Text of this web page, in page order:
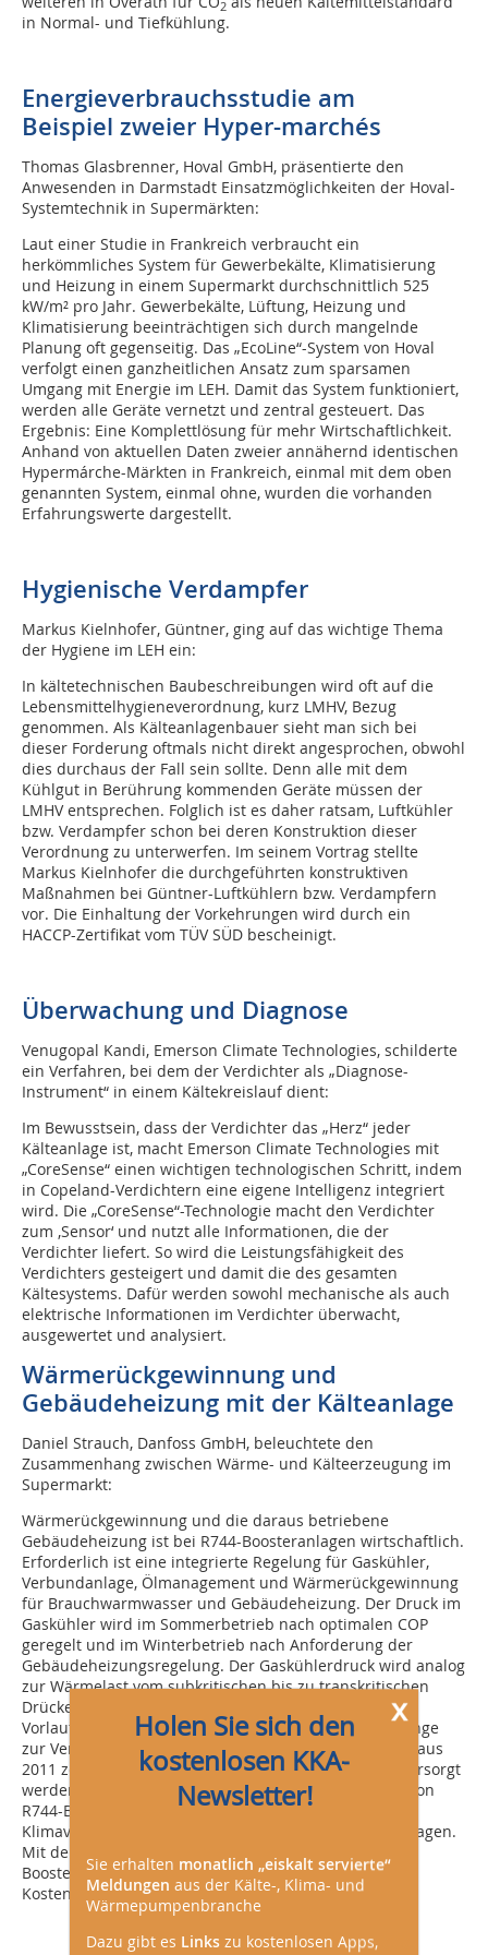
2
in Normal- und Tiefkühlung.
Energieverbrauchsstudie am
Beispiel zweier Hyper-marchés
Thomas Glasbrenner, Hoval GmbH, präsentierte den
Anwesenden in Darmstadt Einsatzmöglichkeiten der Hoval-
Systemtechnik in Supermärkten:
Laut einer Studie in Frankreich verbraucht ein
herkömmliches System für Gewerbekälte, Klimatisierung
und Heizung in einem Supermarkt durchschnittlich 525
kW/m² pro Jahr. Gewerbekälte, Lüftung, Heizung und
Klimatisierung beeinträchtigen sich durch mangelnde
Planung oft gegenseitig. Das „EcoLine“-System von Hoval
verfolgt einen ganzheitlichen Ansatz zum sparsamen
Umgang mit Energie im LEH. Damit das System funktioniert,
werden alle Geräte vernetzt und zentral gesteuert. Das
Ergebnis: Eine Komplettlösung für mehr Wirtschaftlichkeit.
Anhand von aktuellen Daten zweier annähernd identischen
Hypermárche-Märkten in Frankreich, einmal mit dem oben
genannten System, einmal ohne, wurden die vorhanden
Erfahrungswerte dargestellt.
Hygienische Verdampfer
Markus Kielnhofer, Güntner, ging auf das wichtige Thema
der Hygiene im LEH ein:
In kältetechnischen Baubeschreibungen wird oft auf die
Lebensmittelhygieneverordnung, kurz LMHV, Bezug
genommen. Als Kälteanlagenbauer sieht man sich bei
dieser Forderung oftmals nicht direkt angesprochen, obwohl
dies durchaus der Fall sein sollte. Denn alle mit dem
Kühlgut in Berührung kommenden Geräte müssen der
LMHV entsprechen. Folglich ist es daher ratsam, Luftkühler
bzw. Verdampfer schon bei deren Konstruktion dieser
Verordnung zu unterwerfen. Im seinem Vortrag stellte
Markus Kielnhofer die durchgeführten konstruktiven
Maßnahmen bei Güntner-Luftkühlern bzw. Verdampfern
vor. Die Einhaltung der Vorkehrungen wird durch ein
HACCP-Zertifikat vom TÜV SÜD bescheinigt.
Überwachung und Diagnose
Venugopal Kandi, Emerson Climate Technologies, schilderte
ein Verfahren, bei dem der Verdichter als „Diagnose-
Instrument“ in einem Kältekreislauf dient:
Im Bewusstsein, dass der Verdichter das „Herz“ jeder
Kälteanlage ist, macht Emerson Climate Technologies mit
„CoreSense“ einen wichtigen technologischen Schritt, indem
in Copeland-Verdichtern eine eigene Intelligenz integriert
wird. Die „CoreSense“-Technologie macht den Verdichter
zum ‚Sensor‘ und nutzt alle Informationen, die der
Verdichter liefert. So wird die Leistungsfähigkeit des
Verdichters gesteigert und damit die des gesamten
Kältesystems. Dafür werden sowohl mechanische als auch
elektrische Informationen im Verdichter überwacht,
ausgewertet und analysiert.
Wärmerückgewinnung und
Gebäudeheizung mit der Kälteanlage
Daniel Strauch, Danfoss GmbH, beleuchtete den
Zusammenhang zwischen Wärme- und Kälteerzeugung im
Supermarkt:
Wärmerückgewinnung und die daraus betriebene
Gebäudeheizung ist bei R744-Boosteranlagen wirtschaftlich.
Erforderlich ist eine integrierte Regelung für Gaskühler,
Verbundanlage, Ölmanagement und Wärmerückgewinnung
für Brauchwarmwasser und Gebäudeheizung. Der Druck im
Gaskühler wird im Sommerbetrieb nach optimalen COP
geregelt und im Winterbetrieb nach Anforderung der
Gebäudeheizungsregelung. Der Gaskühlerdruck wird analog
zur Wärmelast vom subkritischen bis zu transkritischen
Drücken angepasst. Dadurch wird eine hohe
Vorlauftemperatur und eine ausreichende Wärmemenge
zur Verfügung gestellt. Wärmeverbrauchsmessungen aus
2011 zeigen, dass ein Supermarkt mit mehr Wärme versorgt
werden kann als erforderlich. Der Energieverbrauch von
R744-Boosteranlagen ist bei mitteleuropäischen
Klimaverhältnissen besser als der von R404A-Kälteanlagen.
Mit der zusätzlichen Heizungsfunktion trägt die R744-
Boosteranlage zur Verbesserung der Energie- und
Kostensituation der Supermärkte bei.
x
Holen Sie sich den
kostenlosen KKA-
Newsletter!
Sie erhalten monatlich „eiskalt servierte“
Meldungen aus der Kälte-, Klima- und
Wärmepumpenbranche
Dazu gibt es Links zu kostenlosen Apps,